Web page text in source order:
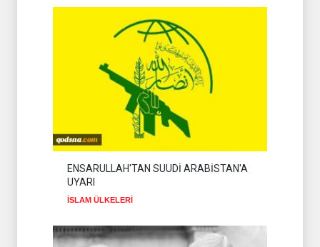
ENSARULLAH'TAN SUUDİ ARABİSTAN'A
UYARI
İSLAM ÜLKELERİ